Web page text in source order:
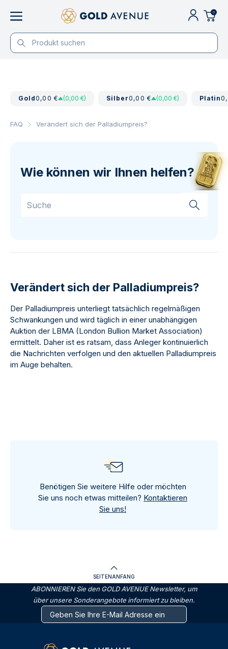
0
Gold0,00 € (0,00 €) Silber0,00 € (0,00 €) Platin
FAQ Verändert sich der Palladiumpreis?
Wie können wir Ihnen helfen?
Verändert sich der Palladiumpreis?
Der Palladiumpreis unterliegt tatsächlich regelmäßigen
Schwankungen und wird täglich in einer unabhängigen
Auktion der LBMA (London Bullion Market Association)
ermittelt. Daher ist es ratsam, dass Anleger kontinuierlich
die Nachrichten verfolgen und den aktuellen Palladiumpreis
im Auge behalten.
Benötigen Sie weitere Hilfe oder möchten
Sie uns noch etwas mitteilen? Kontaktieren
Sie uns!
SEITENANFANG
ABONNIEREN Sie den GOLD AVENUE Newsletter, um
über unsere Sonderangebote informiert zu bleiben.